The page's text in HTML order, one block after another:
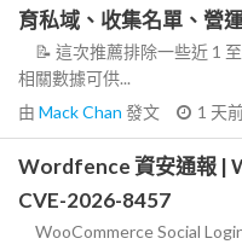
育私域、收集名單、營
📝 這次推薦排除一些近 1
相關數據可供...
由 Mack Chan 發文 1 天
Wordfence 資安通報 |
CVE-2026-8457
WooCommerce Social